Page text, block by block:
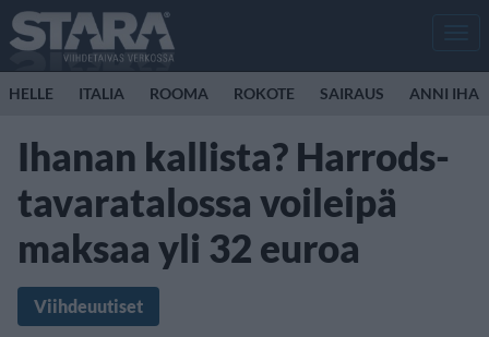
HELLE ITALIA ROOMA ROKOTE SAIRAUS ANNI
Ihanan kallista? Harrods-
tavaratalossa voileipä
maksaa yli 32 euroa
Viihdeuutiset